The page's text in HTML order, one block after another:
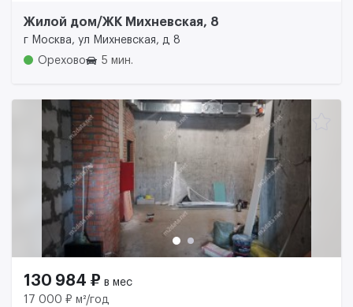
Жилой дом/ЖК Михневская, 8
г Москва, ул Михневская, д 8
Орехово
5 мин.
130 984 ₽ в мес
17 000 ₽ м²/год